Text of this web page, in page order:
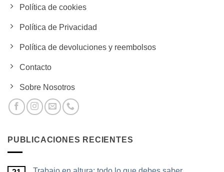
Política de cookies
Política de Privacidad
Política de devoluciones y reembolsos
Contacto
Sobre Nosotros
PUBLICACIONES RECIENTES